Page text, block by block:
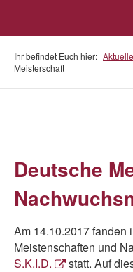
Ihr befindet Euch hier:
Meisterschaft
Deutsche
Am 14.10.2017 fanden
Meistenschaften und
S.K.I.D.
statt. Auf